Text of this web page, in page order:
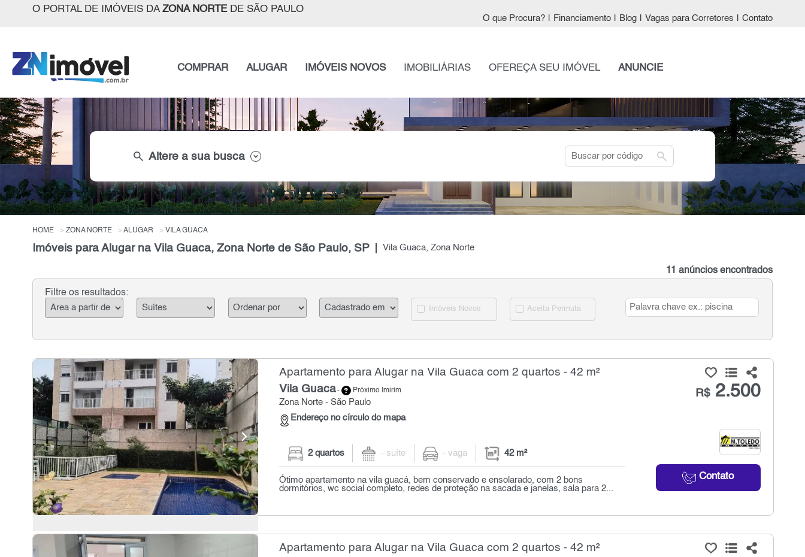
O PORTAL DE IMÓVEIS DA ZONA NORTEDE SÃO PAULO
O que Procura? Financiamento Blog Vagas para Corretores Contato
COMPRAR ALUGAR IMÓVEIS NOVOS IMOBILIÁRIAS OFEREÇA SEU IMÓVEL ANUNCIE
search Altere a sua busca search
HOME ZONA NORTE ALUGAR VILA GUACA
Imóveis para Alugar na Vila Guaca, Zona Norte de São Paulo, SP Vila Guaca, Zona Norte
11 anúncios encontrados
Filtre os resultados:
Imóveis Novos Aceita Permuta
Apartamento para Alugar na Vila Guaca com 2 quartos - 42 m²
Vila Guaca- Próximo Imirim
Zona Norte - São Paulo
Endereço no círculo do mapa
R$2.500
Contato
2 quartos - suíte - vaga 42 m²
Ótimo apartamento na vila guacá, bem conservado e ensolarado, com 2 bons
dormitórios, wc social completo, redes de proteção na sacada e janelas, sala para 2...
Apartamento para Alugar na Vila Guaca com 2 quartos - 42 m²